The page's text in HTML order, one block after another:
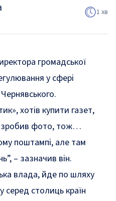
1 хв
громадської
у сфері
хотів купити газет,
зробив фото, тож…
поштампі, але там
– зазначив він.
влада, йде по шляху
столиць країн